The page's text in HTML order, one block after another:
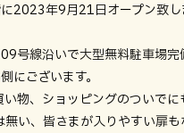
2023年9月21日オープン致し
号線沿いで大型無料駐車場完
にございます。
物、ショッピングのついで
い、皆さまが入りやすい扉